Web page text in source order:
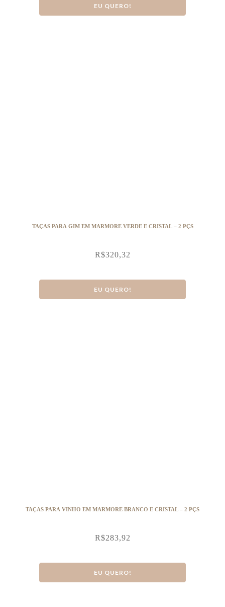
EU QUERO!
TAÇAS PARA GIM EM MARMORE VERDE E CRISTAL – 2 PÇS
R$320,32
EU QUERO!
TAÇAS PARA VINHO EM MARMORE BRANCO E CRISTAL – 2 PÇS
R$283,92
EU QUERO!